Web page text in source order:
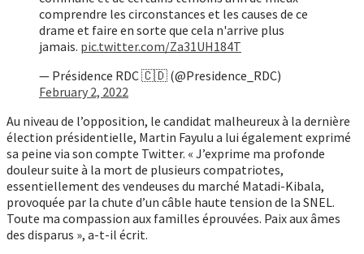
comprendre les circonstances et les causes de ce
drame et faire en sorte que cela n'arrive plus
jamais. pic.twitter.com/Za31UH184T
— Présidence RDC 🇨🇩 (@Presidence_RDC)
February 2, 2022
Au niveau de l’opposition, le candidat malheureux à la dernière
élection présidentielle, Martin Fayulu a lui également exprimé
sa peine via son compte Twitter. « J’exprime ma profonde
douleur suite à la mort de plusieurs compatriotes,
essentiellement des vendeuses du marché Matadi-Kibala,
provoquée par la chute d’un câble haute tension de la SNEL.
Toute ma compassion aux familles éprouvées. Paix aux âmes
des disparus », a-t-il écrit.